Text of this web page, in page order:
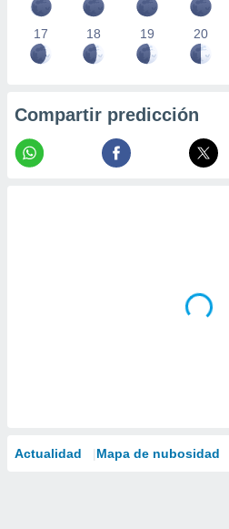
17 18 19 20
Compartir predicción
Actualidad Mapa de nubosidad